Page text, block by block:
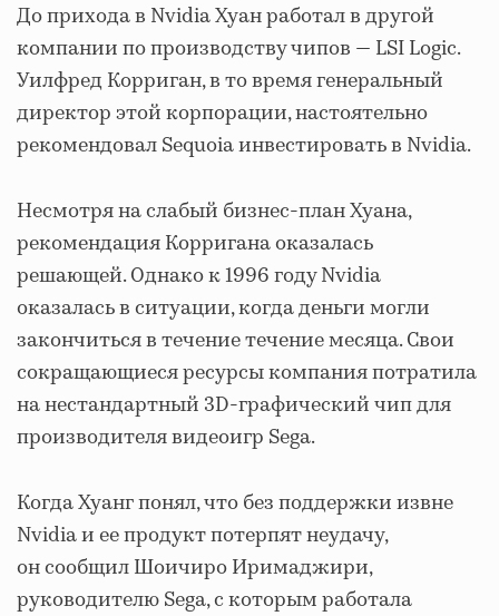
До прихода в Nvidia Хуан работал в другой
компании по производству чипов — LSI Logic.
Уилфред Корриган, в то время генеральный
директор этой корпорации, настоятельно
рекомендовал Sequoia инвестировать в Nvidia.
Несмотря на слабый бизнес-план Хуана,
рекомендация Корригана оказалась
решающей. Однако к 1996 году Nvidia
оказалась в ситуации, когда деньги могли
закончиться в течение течение месяца. Свои
сокращающиеся ресурсы компания потратила
на нестандартный 3D-графический чип для
производителя видеоигр Sega.
Когда Хуанг понял, что без поддержки извне
Nvidia и ее продукт потерпят неудачу,
он сообщил Шоичиро Иримаджири,
руководителю Sega, с которым работала